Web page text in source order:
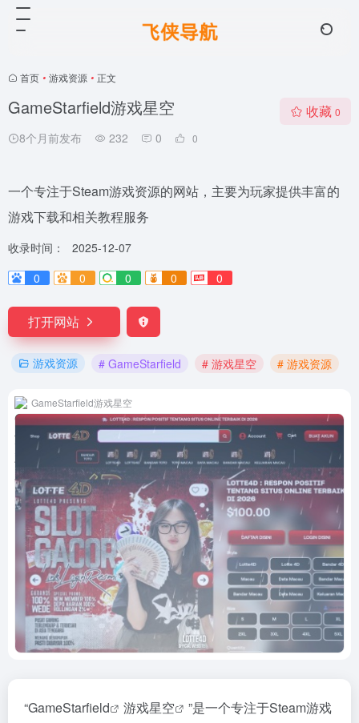
首页 • 游戏资源 • 正文
GameStarfield游戏星空
8个月前发布 232 0 0
收藏 0
一个专注于Steam游戏资源的网站，主要为玩家提供丰富的
游戏下载和相关教程服务
收录时间：
2025-12-07
0
0 0 0 0
打开网站
游戏资源 # GameStarfield # 游戏星空 # 游戏资源
GameStarfield游戏星空
“GameStarfield 游戏星空 ”是一个专注于Steam游戏